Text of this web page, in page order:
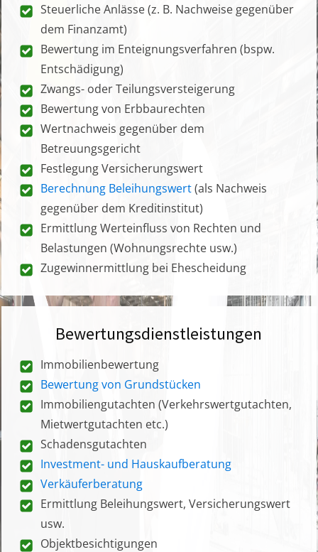
Steuerliche Anlässe (z. B. Nachweise gegenüber
dem Finanzamt)
Bewertung im Enteignungsverfahren (bspw.
Entschädigung)
Zwangs- oder Teilungsversteigerung
Bewertung von Erbbaurechten
Wertnachweis gegenüber dem
Betreuungsgericht
Festlegung Versicherungswert
Berechnung Beleihungswert(als Nachweis
gegenüber dem Kreditinstitut)
Ermittlung Werteinfluss von Rechten und
Belastungen (Wohnungsrechte usw.)
Zugewinnermittlung bei Ehescheidung
Bewertungsdienstleistungen
Immobilienbewertung
Bewertung von Grundstücken
Immobiliengutachten (Verkehrswertgutachten,
Mietwertgutachten etc.)
Schadensgutachten
Investment- und Hauskaufberatung
Verkäuferberatung
Ermittlung Beleihungswert, Versicherungswert
usw.
Objektbesichtigungen